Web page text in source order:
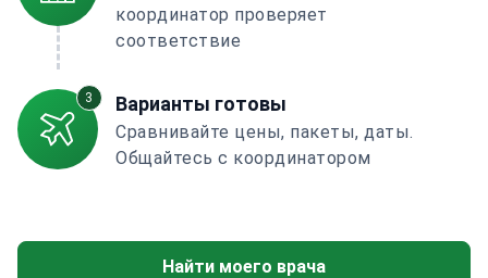
координатор проверяет
соответствие
3 Варианты готовы
Сравнивайте цены, пакеты, даты.
Общайтесь с координатором
Найти моего врача